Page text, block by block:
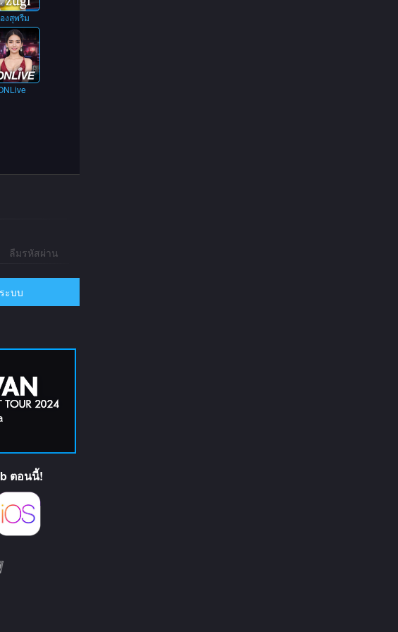
งสุพรีม
ลืมรหัสผ่าน
ะบบ
ตอนนี้!